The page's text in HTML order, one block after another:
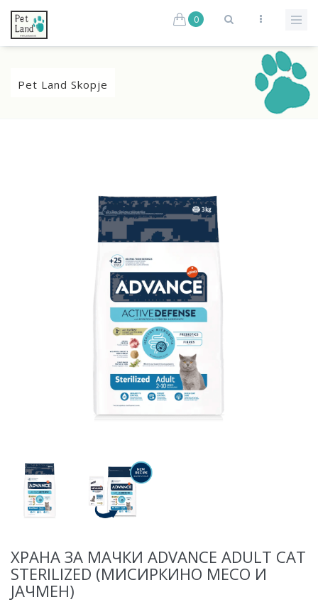
0
Pet Land Skopje
ХРАНА ЗА МАЧКИ ADVANCE ADULT CAT
STERILIZED (МИСИРКИНО МЕСО И
ЈАЧМЕН)